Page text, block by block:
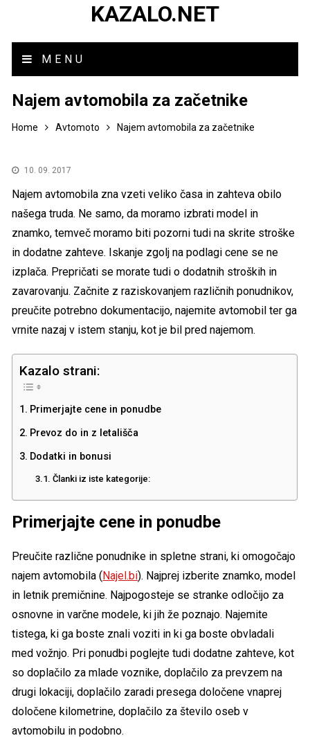
KAZALO.NET
MENU
Najem avtomobila za začetnike
Home Avtomoto Najem avtomobila za začetnike
10. 09. 2017
Najem avtomobila zna vzeti veliko časa in zahteva obilo
našega truda. Ne samo, da moramo izbrati model in
znamko, temveč moramo biti pozorni tudi na skrite stroške
in dodatne zahteve. Iskanje zgolj na podlagi cene se ne
izplača. Prepričati se morate tudi o dodatnih stroških in
zavarovanju. Začnite z raziskovanjem različnih ponudnikov,
preučite potrebno dokumentacijo, najemite avtomobil ter ga
vrnite nazaj v istem stanju, kot je bil pred najemom.
Kazalo strani:
Primerjajte cene in ponudbe
Prevoz do in z letališča
Dodatki in bonusi
Članki iz iste kategorije:
Primerjajte cene in ponudbe
Preučite različne ponudnike in spletne strani, ki omogočajo
najem avtomobila (Najel.bi). Najprej izberite znamko, model
in letnik premičnine. Najpogosteje se stranke odločijo za
osnovne in varčne modele, ki jih že poznajo. Najemite
tistega, ki ga boste znali voziti in ki ga boste obvladali
med vožnjo. Pri ponudbi poglejte tudi dodatne zahteve, kot
so doplačilo za mlade voznike, doplačilo za prevzem na
drugi lokaciji, doplačilo zaradi presega določene vnaprej
določene kilometrine, doplačilo za število oseb v
avtomobilu in podobno.